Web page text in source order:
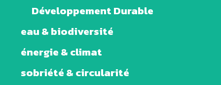
Développement Durable
eau & biodiversité
énergie & climat
sobriété & circularité